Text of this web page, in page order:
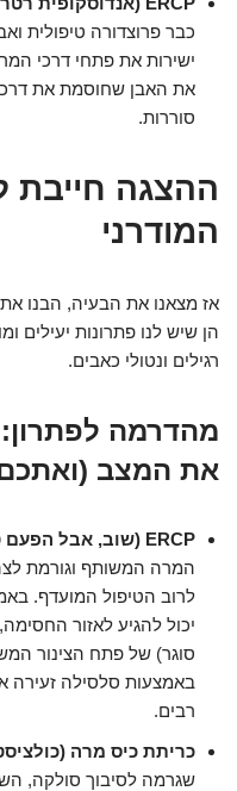
כבר פרוצדורה טיפולית
ישירות את פתחי דרכי
את האבן שחוסמת את
סוררות.
ההצגה חייבת
המודרני
אז מצאנו את הבעיה, הבנו
הן שיש לנו פתרונות יעילים
רגילים ונטולי כאבים.
מהדרמה
את המצב
ERCP (שוב, אבל הפעם טיפולי):
לרוב הטיפול המועדף.
יכול להגיע לאזור
סוגר) של פתח הצינור
באמצעות סלסילה זעירה
רבים.
כריתת כיס מרה
שגרמה לסיבוך סולקה,